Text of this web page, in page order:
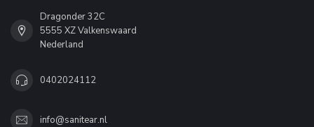
Dragonder 32C
5555 XZ Valkenswaard
Nederland
0402024112
info@sanitear.nl